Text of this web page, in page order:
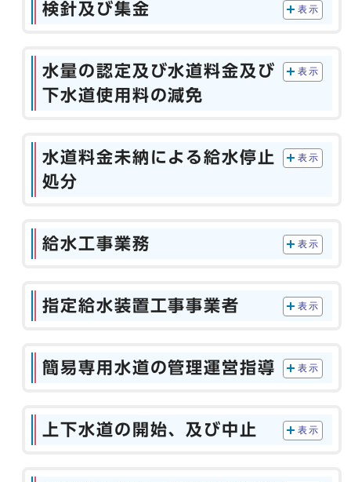
検針及び集金 表示
水量の認定及び水道料金及び
下水道使用料の減免
表示
水道料金未納による給水停止
処分
表示
給水工事業務 表示
指定給水装置工事事業者 表示
簡易専用水道の管理運営指導 表示
上下水道の開始、及び中止 表示